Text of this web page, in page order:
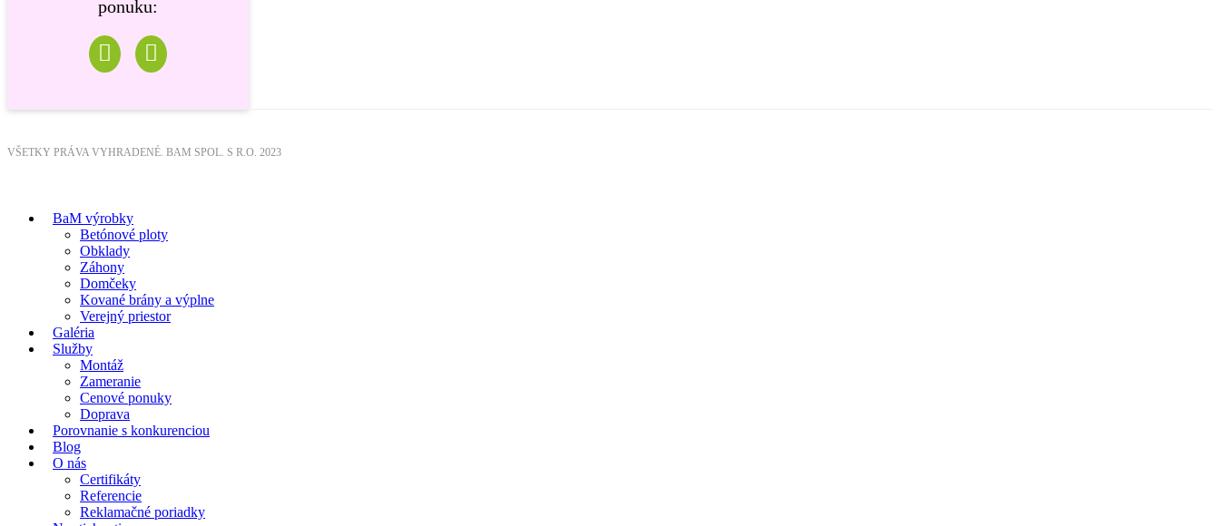
ponuku:
VŠETKY PRÁVA VYHRADENÉ. BAM SPOL. S R.O. 2023
BaM výrobky
Betónové ploty
Obklady
Záhony
Domčeky
Kované brány a výplne
Verejný priestor
Galéria
Služby
Montáž
Zameranie
Cenové ponuky
Doprava
Porovnanie s konkurenciou
Blog
O nás
Certifikáty
Referencie
Reklamačné poriadky